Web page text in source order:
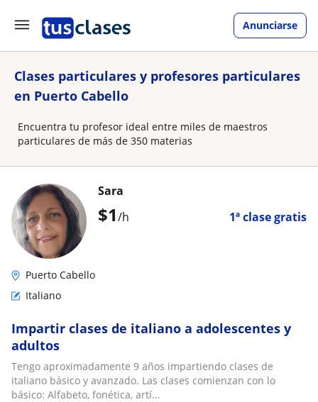
Anunciarse
Clases particulares y profesores particulares
en Puerto Cabello
Encuentra tu profesor ideal entre miles de maestros
particulares de más de 350 materias
$1/h 1ª clase gratis
Sara
Puerto Cabello
Italiano
Impartir clases de italiano a adolescentes y
adultos
Tengo aproximadamente 9 años impartiendo clases de
italiano básico y avanzado. Las clases comienzan con lo
básico: Alfabeto, fonética, artí...